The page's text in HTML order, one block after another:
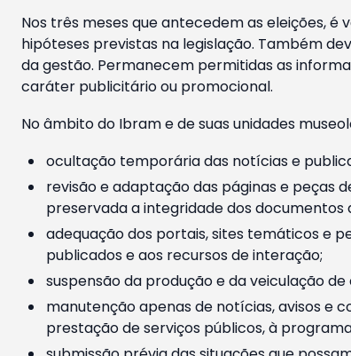
Nos três meses que antecedem as eleições, é
hipóteses previstas na legislação. Também
da gestão. Permanecem permitidas as
caráter publicitário ou promocional.
No âmbito do Ibram e de suas unidades
ocultação temporária das notícias e
revisão e adaptação das páginas e peças
preservada a integridade dos
adequação dos portais, sites temáticos e
publicados e aos recursos de interação;
suspensão da produção e da veiculação
manutenção apenas de notícias, avisos e
prestação de serviços públicos, à